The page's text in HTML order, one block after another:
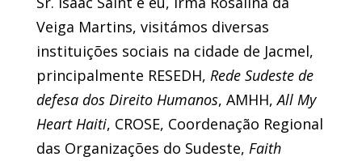
Veiga Martins, visitámos diversas
instituições sociais na cidade de Jacmel,
principalmente RESEDH, Rede Sudeste de
defesa dos Direito Humanos, AMHH,All My
Heart Haiti, CROSE, Coordenação Regional
das Organizações do Sudeste, Faith